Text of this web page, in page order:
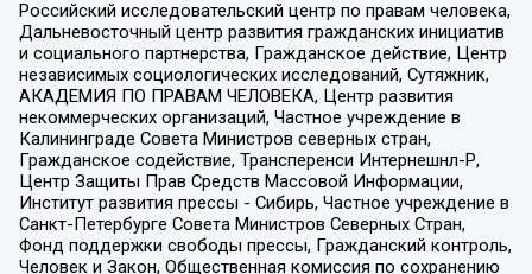
Российский исследовательский центр по правам человека,
Дальневосточный центр развития гражданских инициатив
и социального партнерства, Гражданское действие, Центр
независимых социологических исследований, Сутяжник,
АКАДЕМИЯ ПО ПРАВАМ ЧЕЛОВЕКА, Центр развития
некоммерческих организаций, Частное учреждение в
Калининграде Совета Министров северных стран,
Гражданское содействие, Трансперенси Интернешнл-Р,
Центр Защиты Прав Средств Массовой Информации,
Институт развития прессы - Сибирь, Частное учреждение в
Санкт-Петербурге Совета Министров Северных Стран,
Фонд поддержки свободы прессы, Гражданский контроль,
Человек и Закон, Общественная комиссия по сохранению